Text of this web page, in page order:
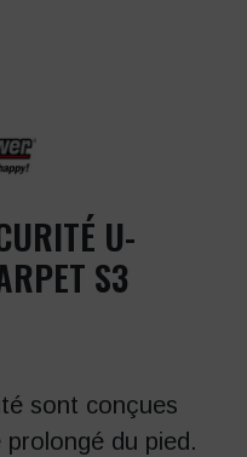
U-
S3
sont conçues
du pied.